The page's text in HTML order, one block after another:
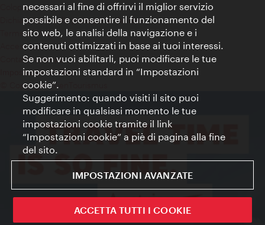
Colophon
Dichiarazione sulla protezione dei dati
Terms of Use
Accessibilità
Contatto stampa
Impostazioni cookie
© Copyright WienTourismus
necessari al fine di offrirvi il miglior servizio
possibile e consentire il funzionamento del
sito web, le analisi della navigazione e i
contenuti ottimizzati in base ai tuoi interessi.
Se non vuoi abilitarli, puoi modificare le tue
impostazioni standard in “Impostazioni
cookie”.
Suggerimento: quando visiti il sito puoi
modificare in qualsiasi momento le tue
impostazioni cookie tramite il link
“Impostazioni cookie” a piè di pagina alla fine
del sito.
IMPOSTAZIONI AVANZATE
ACCETTA TUTTI I COOKIE